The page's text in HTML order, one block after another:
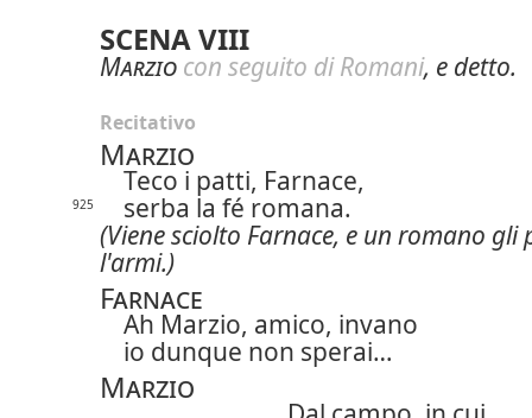
SCENA VIII
Marzio con seguito di Romani, e detto.
Recitativo
Marzio
Teco i patti, Farnace,
925
serba la fé romana.
(Viene sciolto Farnace, e un romano gli
l'armi.)
Farnace
Ah Marzio, amico, invano
io dunque non sperai…
Marzio